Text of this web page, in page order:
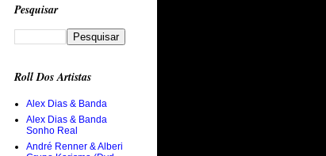
Pesquisar
Roll Dos Artistas
Alex Dias & Banda
Alex Dias & Banda
Sonho Real
André Renner & Alberi